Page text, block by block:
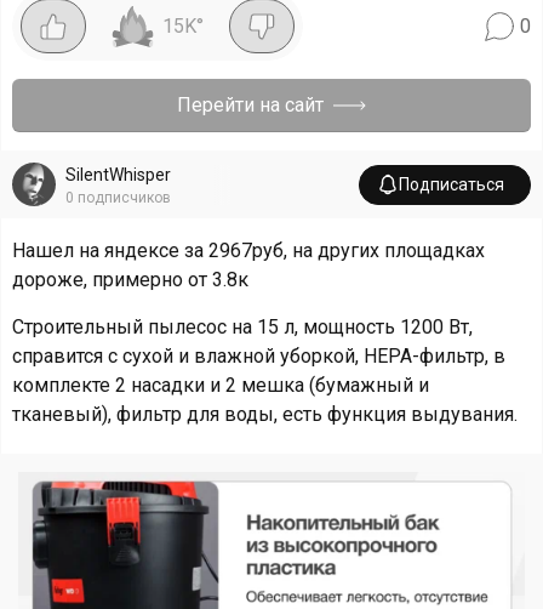
15K° 0
Перейти на сайт
SilentWhisper
0 подписчиков
Подписаться
Нашел на яндексе за 2967руб, на других площадках
дороже, примерно от 3.8к
Строительный пылесос на 15 л, мощность 1200 Вт,
справится с сухой и влажной уборкой, HEPA-фильтр, в
комплекте 2 насадки и 2 мешка (бумажный и
тканевый), фильтр для воды, есть функция выдувания.